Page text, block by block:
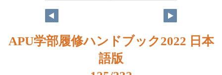
APU学部履修ハンドブック2022 日本
語版